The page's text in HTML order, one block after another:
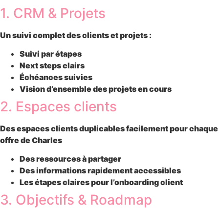
1. CRM & Projets
Un suivi complet des clients et projets :
Suivi par étapes
Next steps clairs
Échéances suivies
Vision d’ensemble des projets en cours
2. Espaces clients
Des espaces clients duplicables facilement pour chaque
offre de Charles
Des ressources à partager
Des informations rapidement accessibles
Les étapes claires pour l’onboarding client
3. Objectifs & Roadmap